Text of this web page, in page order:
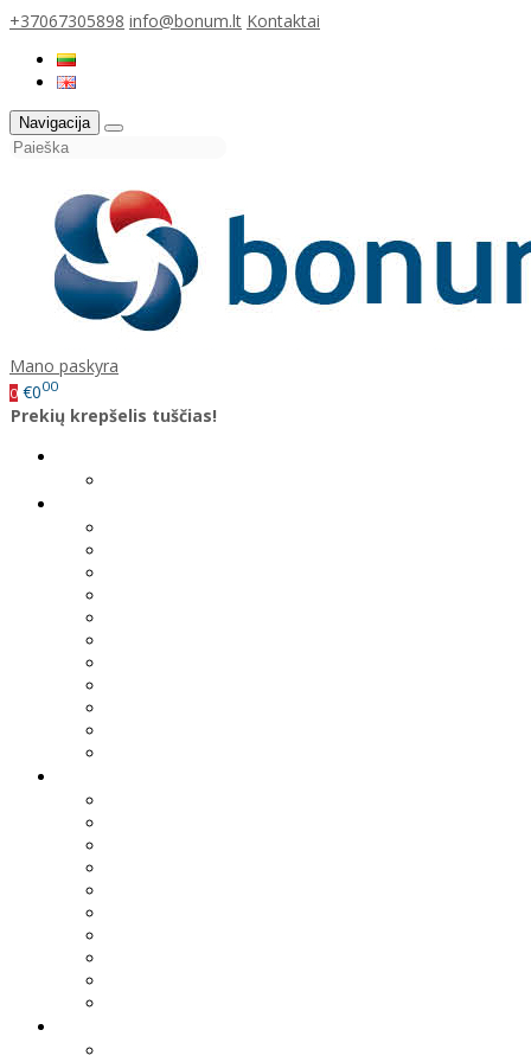
+37067305898 info@bonum.lt Kontaktai
Navigacija
Mano paskyra
0 €000
Prekių krepšelis tuščias!